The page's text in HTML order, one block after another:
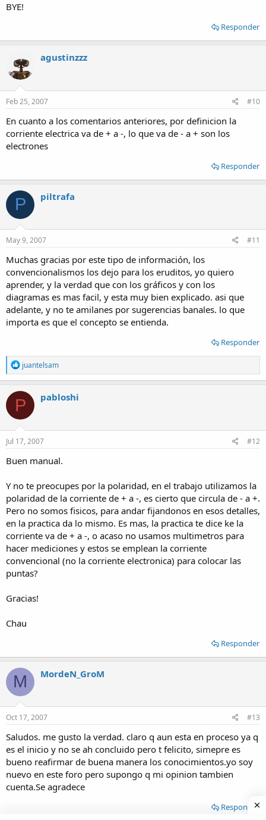
BYE!
Responder
agustinzzz
Feb 25, 2007 #10
En cuanto a los comentarios anteriores, por definicion la
corriente electrica va de + a -, lo que va de - a + son los
electrones
Responder
P piltrafa
May 9, 2007 #11
Muchas gracias por este tipo de información, los
convencionalismos los dejo para los eruditos, yo quiero
aprender, y la verdad que con los gráficos y con los
diagramas es mas facil, y esta muy bien explicado. asi que
adelante, y no te amilanes por sugerencias banales. lo que
importa es que el concepto se entienda.
Responder
R
e
a
c
t
o
n
s
juantelsam
P pabloshi
Jul 17, 2007 #12
Buen manual.
Y no te preocupes por la polaridad, en el trabajo utilizamos la
polaridad de la corriente de + a -, es cierto que circula de - a +.
Pero no somos fisicos, para andar fijandonos en esos detalles,
en la practica da lo mismo. Es mas, la practica te dice ke la
corriente va de + a -, o acaso no usamos multimetros para
hacer mediciones y estos se emplean la corriente
convencional (no la corriente electronica) para colocar las
puntas?
Gracias!
Chau
Responder
M MordeN_GroM
Oct 17, 2007 #13
Saludos. me gusto la verdad. claro q aun esta en proceso ya q
es el inicio y no se ah concluido pero t felicito, simepre es
bueno reafirmar de buena manera los conocimientos.yo soy
nuevo en este foro pero supongo q mi opinion tambien
cuenta.Se agradece
Responder